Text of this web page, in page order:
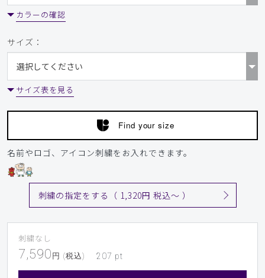
今は満足です。
ク/XXL
役に立った 0
購入確認済み
年齢:
サイズ感小さめ
大きめ
ストレッチ感よく伸びる
伸びない
ストレスフリー
今回が3回目の購入になります。
体型が変化したこと，暑さ対策などを視野にこの時期購入し
カラーの確認
サイズ：
サイズ表を見る
Find your size
名前やロゴ、アイコン刺繍をお入れできます。
刺繍の指定をする（ 1,320円 税込〜 ）
刺繍なし
7,590 円 (税込) 207 pt